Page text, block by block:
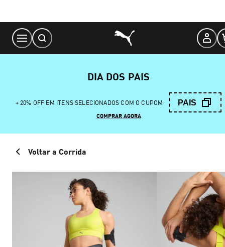
Content
DIA DOS PAIS
+ 20% OFF EM ITENS SELECIONADOS COM O CUPOM PAIS
COMPRAR AGORA
Voltar a Corrida